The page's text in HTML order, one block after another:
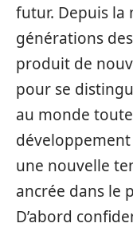
futur. Depuis la
générations
produit de
pour se
au monde
une nouvelle
ancrée dans le
D’abord